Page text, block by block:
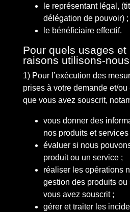
le représentant légal,
délégation de pouvoir) ;
le bénéficiaire effectif.
Pour quels usages et
raisons utilisons-
1) Pour l’exécution des
prises à votre demande et/
que vous avez souscrit,
vous donner des
nos produits et services
évaluer si nous
produit ou un service ;
réaliser les opérations
gestion des produits
vous avez souscrit ;
gérer et traiter les